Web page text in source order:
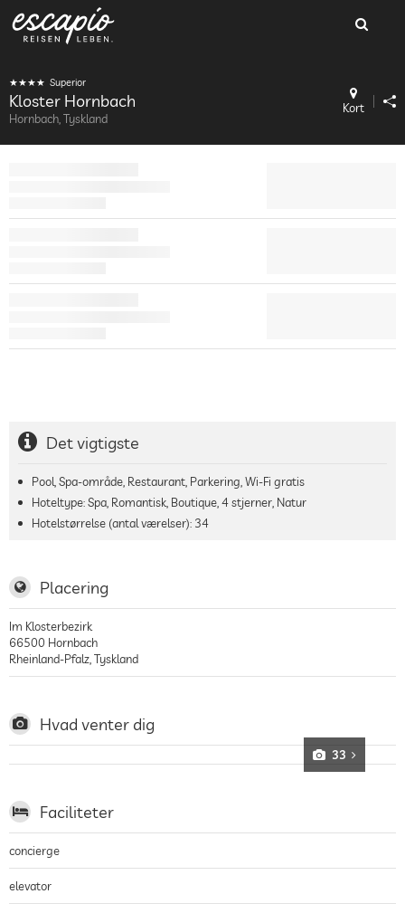
Superior
Kloster Hornbach
Hornbach, Tyskland
Kort
Det vigtigste
Pool, Spa-område, Restaurant, Parkering, Wi-Fi gratis
Hoteltype: Spa, Romantisk, Boutique, 4 stjerner, Natur
Hotelstørrelse (antal værelser): 34
Placering
Im Klosterbezirk
66500 Hornbach
Rheinland-Pfalz Tyskland
Hvad venter dig
33
Faciliteter
concierge
elevator